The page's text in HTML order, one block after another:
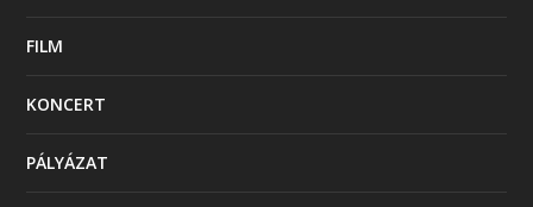
FILM
KONCERT
PÁLYÁZAT